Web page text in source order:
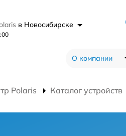
в Новосибирске
О компании
Polaris Каталог устройств